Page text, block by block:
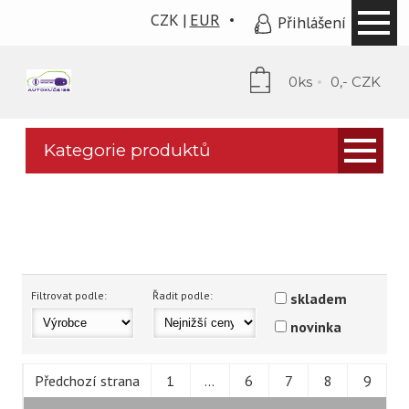
CZK EUR Přihlášení
0ks 0,- CZK
Kategorie produktů
PLANŽETY
PROGRAMÁTORY A STROJE
Filtrovat podle: Řadit podle:
skladem
novinka
Předchozí strana 1 ... 6 7 8
9